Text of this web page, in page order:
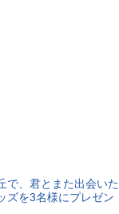
で、君とまた出会いた
ズを3名様にプレゼン